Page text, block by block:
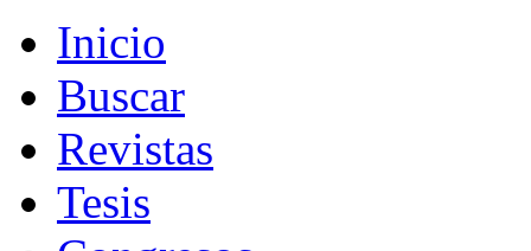
Inicio
Buscar
Revistas
Tesis